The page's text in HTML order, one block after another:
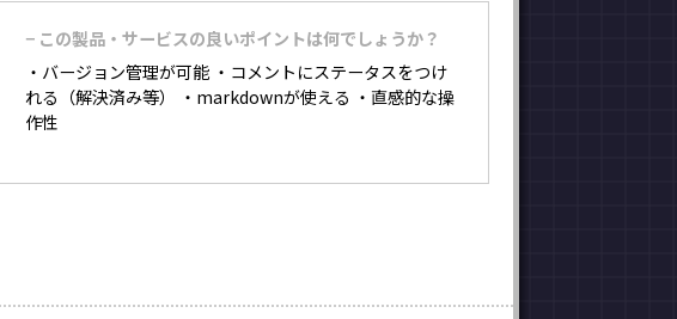
− この製品・サービスの良いポイントは何でしょうか？
・バージョン管理が可能 ・コメントにステータスをつけ
れる（解決済み等） ・markdownが使える ・直感的な操
作性